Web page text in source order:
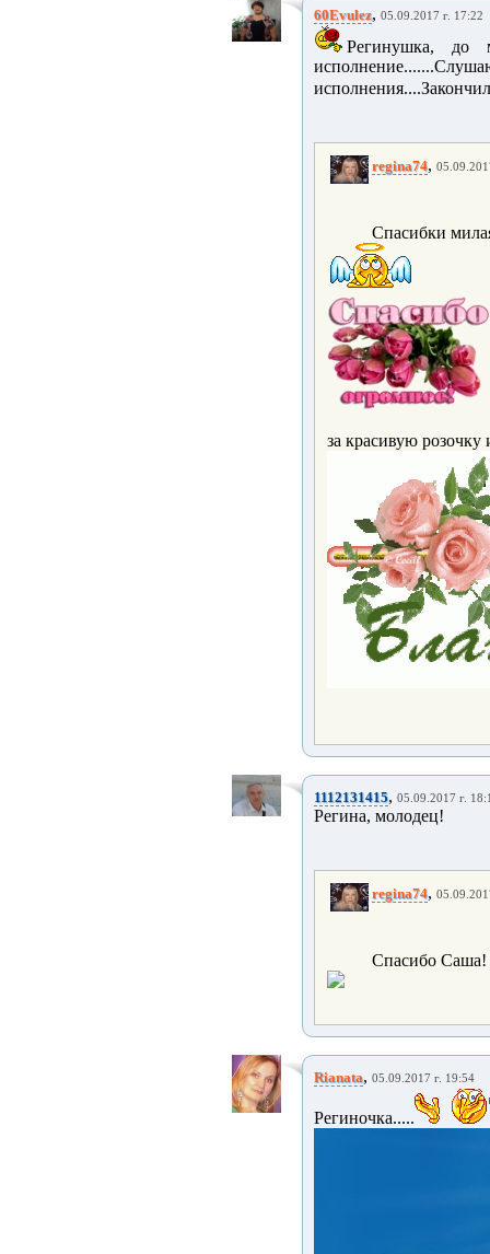
60Evulez, 05.09.2017 г. 17:22
Регинушка, до
regina74,
Спасибки
за красивую
1112131415, 05.09.2017 г.
Регина, молодец!
regina74,
Спасибо
Rianata, 05.09.2017 г. 19:54
Региночка.....